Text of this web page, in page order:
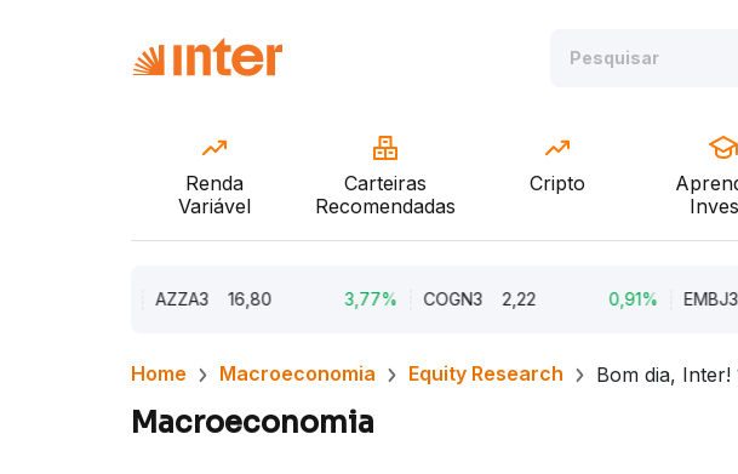
Renda
Variável
Carteiras
Recomendadas
Cripto
AZZA3 16,80 3,77% COGN3 2,22 0,91% EMBJ3
Home Macroeconomia Equity Research Bom dia, Inter!
Macroeconomia